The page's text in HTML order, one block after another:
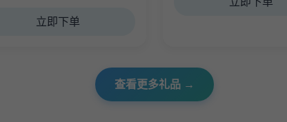
立即下单
查看更多礼品 →